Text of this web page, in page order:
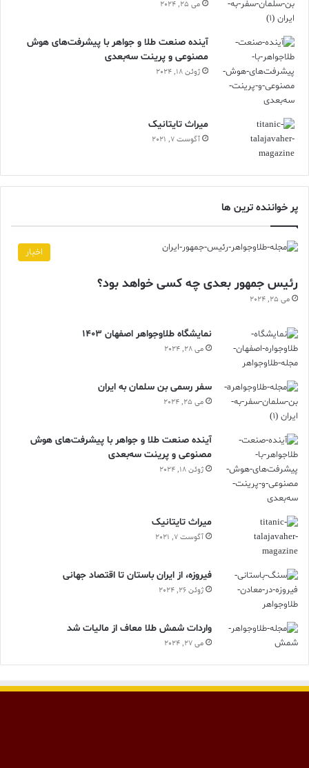
می 25, 2024
آینده صنعت طلا و جواهر با پیشرفت‌های هوش
مصنوعی و پرینت سه‌بعدی
ژوئن 18, 2024
ميراث تايتانيک
آگوست 7, 2021
پر خواننده ترین ها
اخبار
رئیس جمهور بعدی چه کسی خواهد بود؟
می 25, 2024
نمایشگاه طلاوجواهر اصفهان 1403
می 28, 2024
سفر رسمی بن سلمان به ایران
می 25, 2024
آینده صنعت طلا و جواهر با پیشرفت‌های هوش
مصنوعی و پرینت سه‌بعدی
ژوئن 18, 2024
ميراث تايتانيک
آگوست 7, 2021
فیروزه، از ایران باستان تا اقتصاد جهانی
ژوئن 26, 2024
واردات شمش طلا معاف از مالیات شد
می 27, 2024